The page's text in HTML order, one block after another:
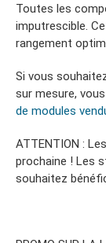
Toutes les
imputrescible.
rangement
Si vous
sur mesure,
de modules
ATTENTION :
prochaine ! Les
souhaitez